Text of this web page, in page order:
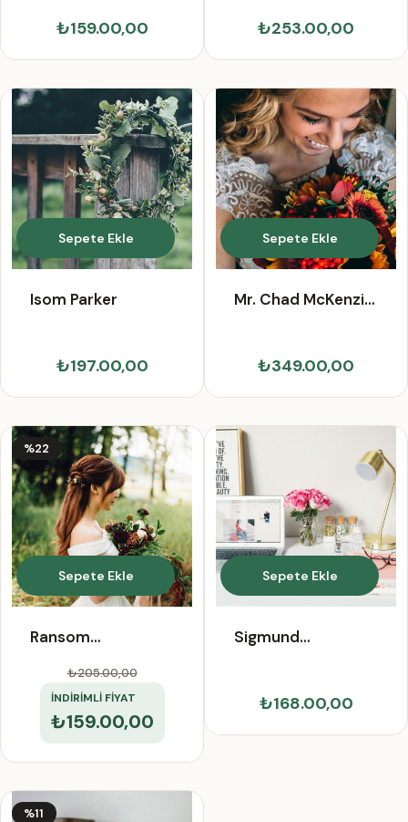
₺159.00,00 ₺253.00,00
Sepete Ekle
Isom Parker
₺197.00,00
Sepete Ekle
Mr. Chad McKenzie
₺349.00,00
Sepete Ekle
%22
Ransom
₺205.00,00
İNDİRİMLİ FİYAT
₺159.00,00
Sepete Ekle
Sigmund
₺168.00,00
%11